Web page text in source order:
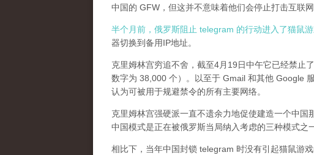
中国的 GFW，但这并不意味着他们会停止打击互联网
半个月前，俄罗斯阻止 telegram 的行动进入了猫鼠
器切换到备用IP地址。
克里姆林宫穷追不舍，截至4月19日中午它已经禁止
数字为 38,000 个）。以至于 Gmail 和其他 Google
认为可被用于规避禁令的所有主要网络。
克里姆林宫强硬派一直不遗余力地促使建造一个中国
中国模式是正在被俄罗斯当局纳入考虑的三种模式之一
相比下，当年中国封锁 telegram 时没有引起猫鼠游戏